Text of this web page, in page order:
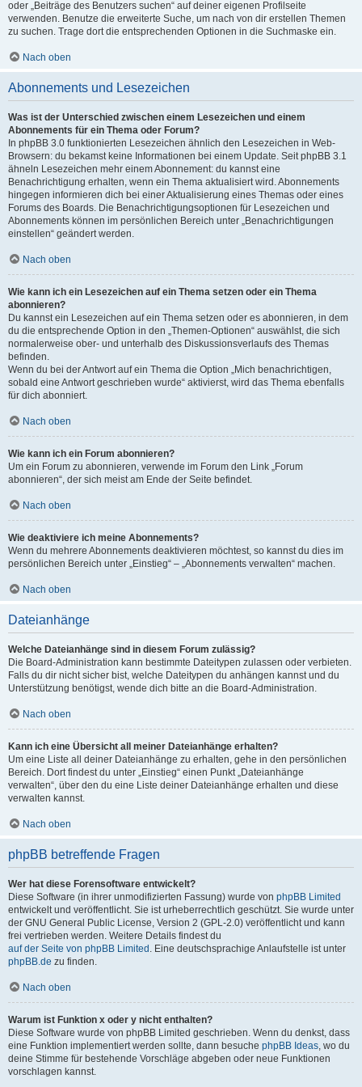
oder „Beiträge des Benutzers suchen“ auf deiner eigenen Profilseite
verwenden. Benutze die erweiterte Suche, um nach von dir erstellen Themen
zu suchen. Trage dort die entsprechenden Optionen in die Suchmaske ein.
Nach oben
Abonnements und Lesezeichen
Was ist der Unterschied zwischen einem Lesezeichen und einem
Abonnements für ein Thema oder Forum?
In phpBB 3.0 funktionierten Lesezeichen ähnlich den Lesezeichen in Web-
Browsern: du bekamst keine Informationen bei einem Update. Seit phpBB 3.1
ähneln Lesezeichen mehr einem Abonnement: du kannst eine
Benachrichtigung erhalten, wenn ein Thema aktualisiert wird. Abonnements
hingegen informieren dich bei einer Aktualisierung eines Themas oder eines
Forums des Boards. Die Benachrichtigungsoptionen für Lesezeichen und
Abonnements können im persönlichen Bereich unter „Benachrichtigungen
einstellen“ geändert werden.
Nach oben
Wie kann ich ein Lesezeichen auf ein Thema setzen oder ein Thema
abonnieren?
Du kannst ein Lesezeichen auf ein Thema setzen oder es abonnieren, in dem
du die entsprechende Option in den „Themen-Optionen“ auswählst, die sich
normalerweise ober- und unterhalb des Diskussionsverlaufs des Themas
befinden.
Wenn du bei der Antwort auf ein Thema die Option „Mich benachrichtigen,
sobald eine Antwort geschrieben wurde“ aktivierst, wird das Thema ebenfalls
für dich abonniert.
Nach oben
Wie kann ich ein Forum abonnieren?
Um ein Forum zu abonnieren, verwende im Forum den Link „Forum
abonnieren“, der sich meist am Ende der Seite befindet.
Nach oben
Wie deaktiviere ich meine Abonnements?
Wenn du mehrere Abonnements deaktivieren möchtest, so kannst du dies im
persönlichen Bereich unter „Einstieg“ – „Abonnements verwalten“ machen.
Nach oben
Dateianhänge
Welche Dateianhänge sind in diesem Forum zulässig?
Die Board-Administration kann bestimmte Dateitypen zulassen oder verbieten.
Falls du dir nicht sicher bist, welche Dateitypen du anhängen kannst und du
Unterstützung benötigst, wende dich bitte an die Board-Administration.
Nach oben
Kann ich eine Übersicht all meiner Dateianhänge erhalten?
Um eine Liste all deiner Dateianhänge zu erhalten, gehe in den persönlichen
Bereich. Dort findest du unter „Einstieg“ einen Punkt „Dateianhänge
verwalten“, über den du eine Liste deiner Dateianhänge erhalten und diese
verwalten kannst.
Nach oben
phpBB betreffende Fragen
Wer hat diese Forensoftware entwickelt?
Diese Software (in ihrer unmodifizierten Fassung) wurde von phpBB Limited
entwickelt und veröffentlicht. Sie ist urheberrechtlich geschützt. Sie wurde unter
der GNU General Public License, Version 2 (GPL-2.0) veröffentlicht und kann
frei vertrieben werden. Weitere Details findest du
auf der Seite von phpBB Limited . Eine deutschsprachige Anlaufstelle ist unter
phpBB.de zu finden.
Nach oben
Warum ist Funktion x oder y nicht enthalten?
Diese Software wurde von phpBB Limited geschrieben. Wenn du denkst, dass
eine Funktion implementiert werden sollte, dann besuche phpBB Ideas, wo du
deine Stimme für bestehende Vorschläge abgeben oder neue Funktionen
vorschlagen kannst.